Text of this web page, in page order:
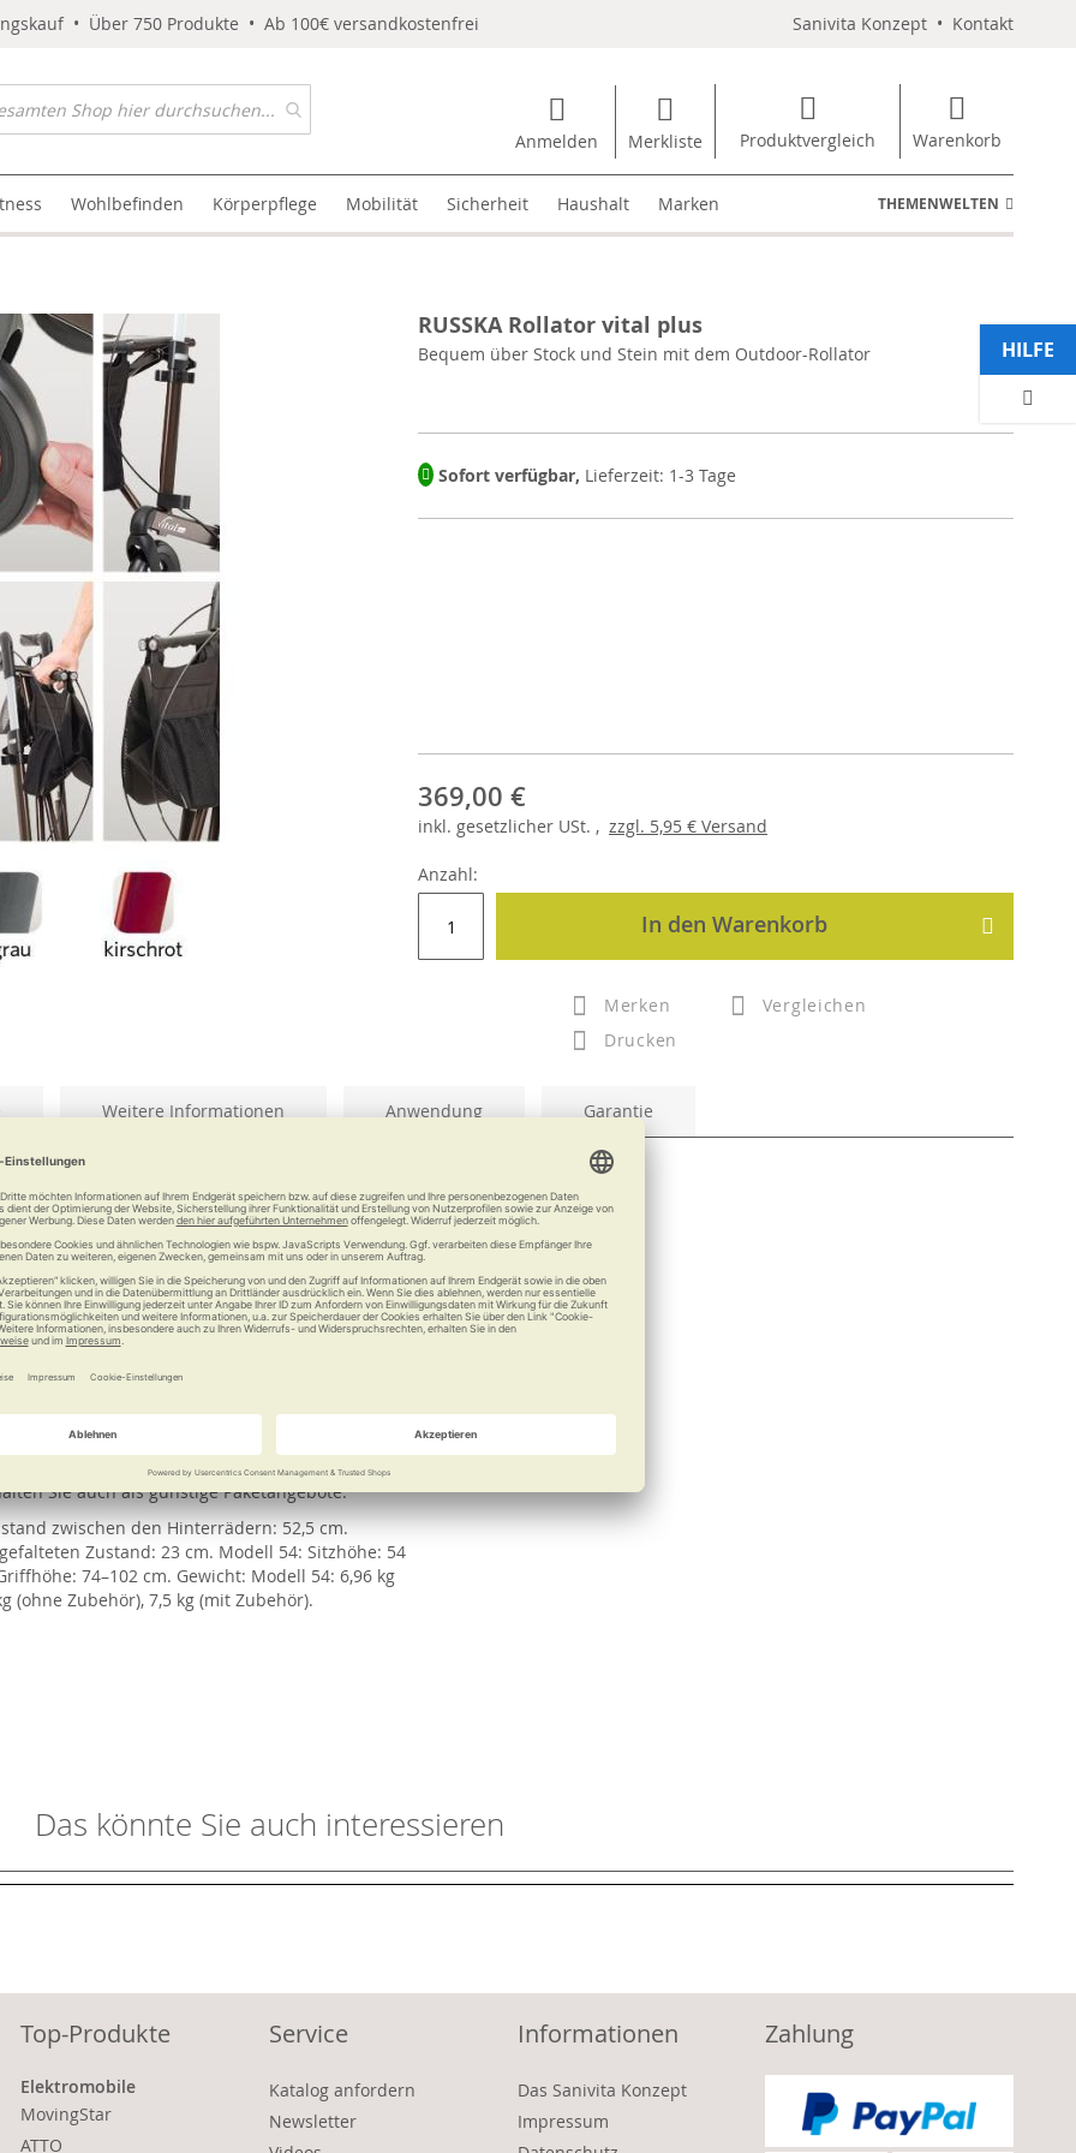
• Über 750 Produkte • Ab 100€ versandkostenfrei Sanivita Konzept • Kontakt
Anmelden Merkliste Produktvergleich Warenkorb
Wohlbefinden Körperpflege Mobilität Sicherheit Haushalt Marken THEMENWELTEN
RUSSKA Rollator vital plus
Bequem über Stock und Stein mit dem Outdoor-Rollator
Sofort verfügbar, Lieferzeit: 1-3 Tage
369,00 €
inkl. gesetzlicher USt. , zzgl. 5,95 € Versand
Anzahl:
In den Warenkorb
Merken
Vergleichen
Drucken
Weitere Informationen Anwendung Garantie
Hände und Gelenke: Seine weichen
etwa von Kopfsteinpflaster und Feldwegen. Ein
vital classic. Die weichen Räder federn Stöße
Spaziergang in Altstädten oder auf
ermöglicht ein bequemes Tragen des
Außennähte der Tasche und die
sichern lassen. Die Nummerierung
Wiederfinden der benötigten Griffhöhe. Große
Leichter Faltmechanismus mit
mit Reflektoren, Kantenabweisern,
zusätzlich erhältliches Zubehör macht die
Sie auch als günstige Paketangebote.
zwischen den Hinterrädern: 52,5 cm.
Zustand: 23 cm. Modell 54: Sitzhöhe: 54
74–102 cm. Gewicht: Modell 54: 6,96 kg
(ohne Zubehör), 7,5 kg (mit Zubehör).
Das könnte Sie auch interessieren
HILFE
Top-Produkte
Elektromobile
MovingStar
ATTO
Service
Katalog anfordern
Newsletter
Informationen
Das Sanivita Konzept
Impressum
Zahlung